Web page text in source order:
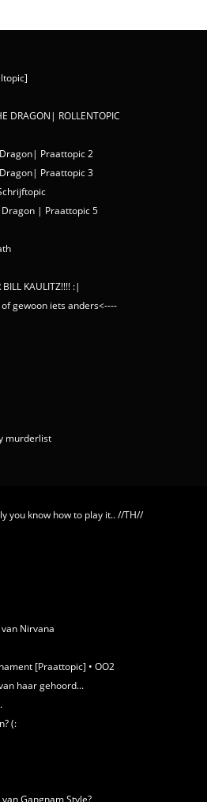
DRAGON| ROLLENTOPIC
Praattopic 2
Praattopic 3
Dragon | Praattopic 5
KAULITZ!!!! :|
of gewoon iets anders<----
murderlist
you know how to play it.. //TH//
Nirvana
[Praattopic] • OO2
haar gehoord...
(:
Gangnam Style?